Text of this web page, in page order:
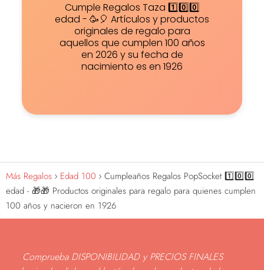
Cumple Regalos Taza 1️⃣0️⃣0️⃣
edad - 🥳🎈 Artículos y productos
originales de regalo para
aquellos que cumplen 100 años
en 2026 y su fecha de
nacimiento es en 1926
Más Regalos Edad 100
Cumpleaños Regalos PopSocket 1️⃣0️⃣0️⃣
edad - 🎁🎁 Productos originales para regalo para quienes cumplen
100 años y nacieron en 1926
Comprueba DISPONIBILIDAD y PRECIOS FINALES